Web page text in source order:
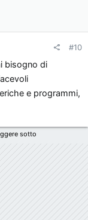
#10
bisogno di
e programmi,
sotto